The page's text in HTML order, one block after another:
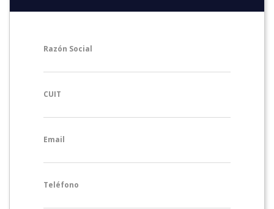
Razón Social
CUIT
Email
Teléfono